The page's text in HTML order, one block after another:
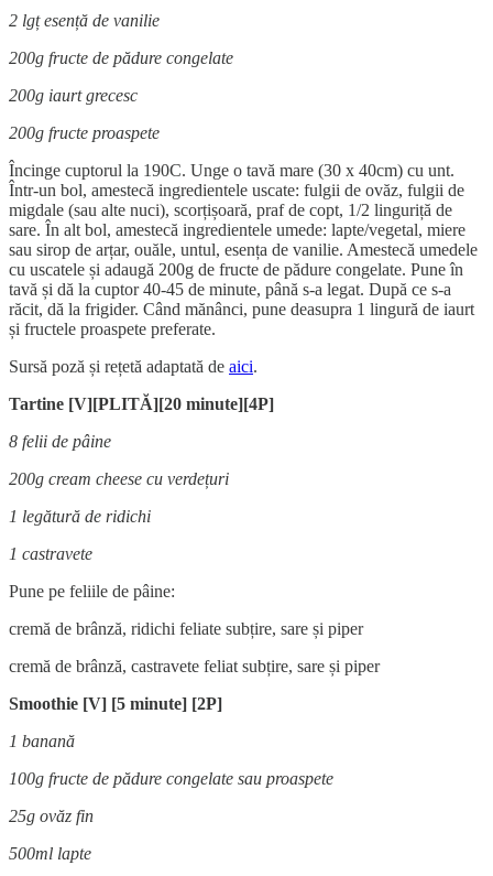
2 lgț esență de vanilie
200g fructe de pădure congelate
200g iaurt grecesc
200g fructe proaspete
Încinge cuptorul la 190C. Unge o tavă mare (30 x 40cm) cu unt.
Într-un bol, amestecă ingredientele uscate: fulgii de ovăz, fulgii de
migdale (sau alte nuci), scorțișoară, praf de copt, 1/2 linguriță de
sare. În alt bol, amestecă ingredientele umede: lapte/vegetal, miere
sau sirop de arțar, ouăle, untul, esența de vanilie. Amestecă umedele
cu uscatele și adaugă 200g de fructe de pădure congelate. Pune în
tavă și dă la cuptor 40-45 de minute, până s-a legat. După ce s-a
răcit, dă la frigider. Când mănânci, pune deasupra 1 lingură de iaurt
și fructele proaspete preferate.
Sursă poză și rețetă adaptată de aici.
Tartine [V][PLITĂ][20 minute][4P]
8 felii de pâine
200g cream cheese cu verdețuri
1 legătură de ridichi
1 castravete
Pune pe feliile de pâine:
cremă de brânză, ridichi feliate subțire, sare și piper
cremă de brânză, castravete feliat subțire, sare și piper
Smoothie [V] [5 minute] [2P]
1 banană
100g fructe de pădure congelate sau proaspete
25g ovăz fin
500ml lapte